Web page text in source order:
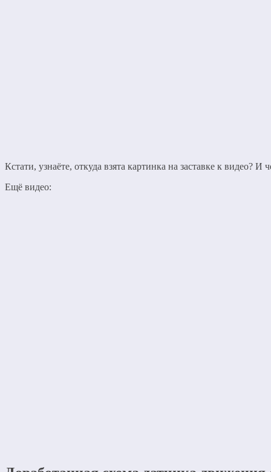
Кстати, узнаёте, откуда взята картинка на заставке к видео?
Ещё видео: